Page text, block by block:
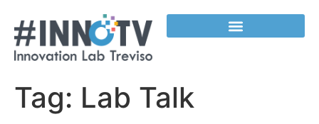
Tag: Lab Talk